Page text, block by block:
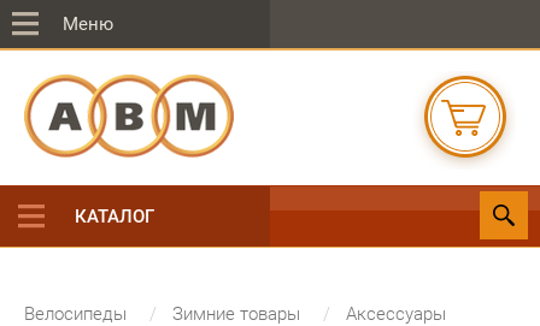
Меню
КАТАЛОГ
Велосипеды Зимние товары
Аксессуары